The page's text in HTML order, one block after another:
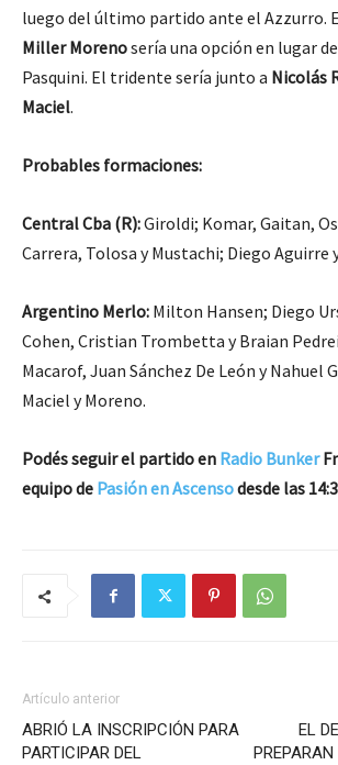
luego del último partido ante el Azzurro.
Miller Morenosería una opción en lugar
Pasquini. El tridente sería junto a Nicolás
Maciel.
Probables formaciones:
Central Cba (R):Giroldi; Komar, Gaitan,
Carrera, Tolosa y Mustachi; Diego Aguirre
Argentino Merlo: Milton Hansen; Diego
Cohen, Cristian Trombetta y Braian
Macarof, Juan Sánchez De León y Nahuel
Maciel y Moreno.
Podés seguir el partido en Radio Bunker
equipo de Pasión en Ascensodesde las
Artículo anterior
ABRIÓ LA INSCRIPCIÓN PARA
PARTICIPAR DEL
EL